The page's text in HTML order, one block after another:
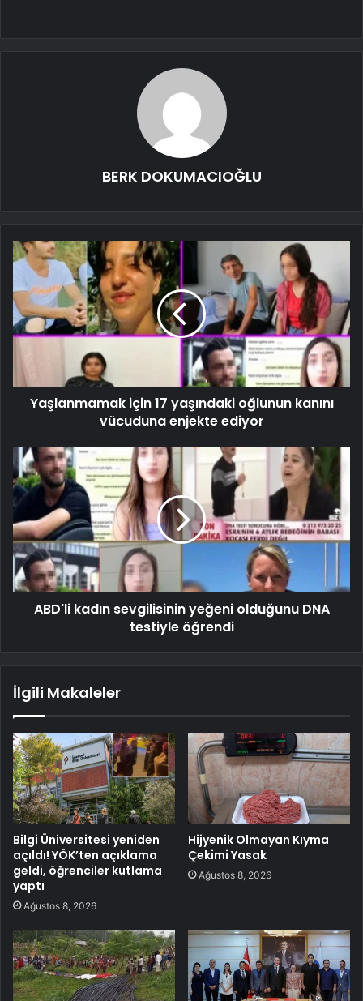
BERK DOKUMACIOĞLU
Yaşlanmamak için 17 yaşındaki oğlunun kanını
vücuduna enjekte ediyor
ABD'li kadın sevgilisinin yeğeni olduğunu DNA
testiyle öğrendi
İlgili Makaleler
Bilgi Üniversitesi yeniden
açıldı! YÖK’ten açıklama
geldi, öğrenciler kutlama
yaptı
Ağustos 8, 2026
Hijyenik Olmayan Kıyma
Çekimi Yasak
Ağustos 8, 2026